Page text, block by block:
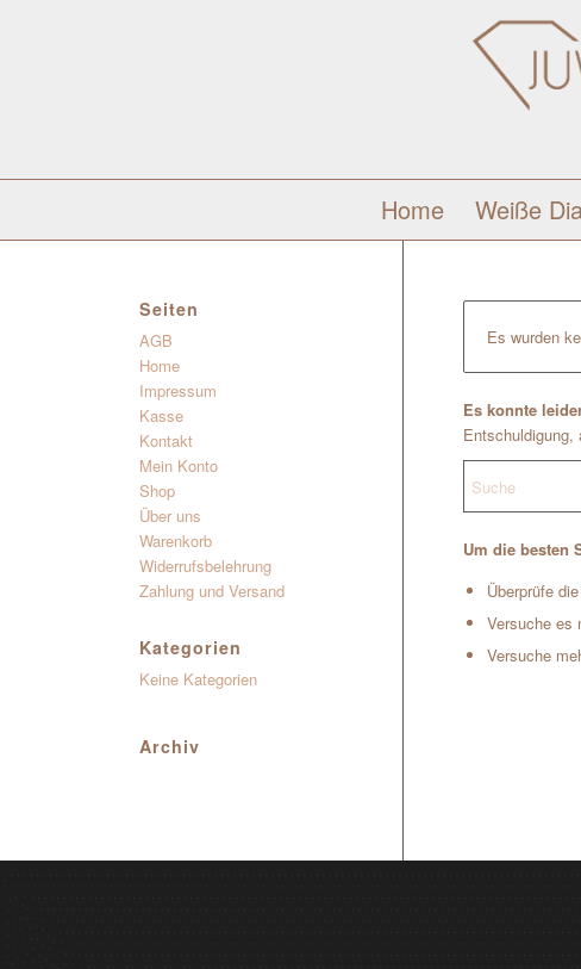
Home Weiße
Es wurden
Es konnte
Entschuldigung,
Um die besten
Überprüfe
Versuche es
Versuche
Seiten
AGB
Home
Impressum
Kasse
Kontakt
Mein Konto
Shop
Über uns
Warenkorb
Widerrufsbelehrung
Zahlung und Versand
Kategorien
Keine Kategorien
Archiv